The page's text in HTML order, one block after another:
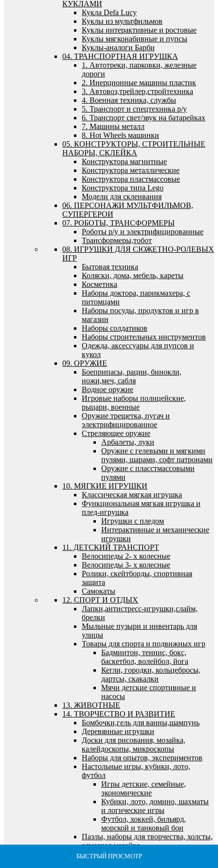
БЫСТРЫЙ ПРОСМОТР
БЫСТРЫЙ ПРОСМОТР
БЫСТРЫЙ ПРОСМОТР
БЫСТРЫЙ ПРОСМОТР
БЫСТРЫЙ ПРОСМОТР
КУКЛАМИ
Кукла Defa Lucy
Куклы из мультфильмов
Куклы интерактивные и ростовые
Куклы мягконабивные и пупсы
Куклы-аналоги Барби
04. ТРАНСПОРТНАЯ ИГРУШКА
1. Автотреки, парковки, железные
дороги
2. Инерционные машины пластик
3. Автовоз,трейлер,стройтехника
4. Военная техника, службы
5. Транспорт и спецтехника р/у
6. Транспорт свет/звук на батарейках
7. Машины металл
8. Hot Wheels машинки
05. КОНСТРУКТОРЫ, СТРОИТЕЛЬНЫЕ
НАБОРЫ, СКЛЕЙКА
Конструктора магнитные
Конструктора металлические
Конструктора пластмассовые
Конструктора типа Lego
Модели для склеивания
06. ПЕРСОНАЖИ МУЛЬТФИЛЬМОВ,
СУПЕРГЕРОИ
07. РОБОТЫ, ТРАНСФОРМЕРЫ
Роботы р/у и электрифицированные
Трансформеры,тобот
08. ИГРУШКИ ДЛЯ СЮЖЕТНО-РОЛЕВЫХ
ИГР
Бытовая техника
Коляски, дома, мебель, кареты
Косметика
Наборы доктора, парикмахера, с
питомцами
Наборы посуды, продуктов и игр в
магазин
Наборы солдатиков
Наборы строительных инструментов
Одежда, аксессуары для пупсов и
кукол
09. ОРУЖИЕ
Боеприпасы, рации, бинокли,
ножи,меч, сабля
Водное оружие
Игровые наборы полицейские,
рыцари, военные
Оружие трещетка, пугач и
электрифицированное
Стреляющее оружие
Арбалеты, луки
Оружие с гелевыми и мягкими
пулями, шарами, софт патронами
Оружие с пласстмассовыми
пулями
10. МЯГКИЕ ИГРУШКИ
Классическая мягкая игрушка
Функциональная мягкая игрушка и
плед-игрушка
Игрушки с пледом
Интерактивные и механические
игрушки
11. ДЕТСКИЙ ТРАНСПОРТ
Велосипеды 2- х колесные
Велосипеды 3- х колесные
Ролики, скейтборды, спортивная
защита
Самокаты
12. СПОРТ И ОТДЫХ
Лапки,антистресс-игрушки,слайм,
брелки
Мыльные пузыри и инвентарь для
улицы
Товары для спорта и подвижных игр
Бадминтон, теннис, бокс,
баскетбол, волейбол, йога
Кегли, городки, кольцебросы,
дартсы, скакалки
Мячи детские спортивные и
насосы
13. ЖИВОТНЫЕ
14. ТВОРЧЕСТВО И РАЗВИТИЕ
Бомбочки,гель для ванны,шампунь
Деревянные игрушки
Доски для рисования, мозайка,
калейдоскопы, микроскопы
Наборы для опытов, экспериментов
Настольные игры, кубики, лото,
футбол
Игры детские, семейные,
экономические
Кубики, лото, домино, шахматы
и логические игры
Футбол, хоккей, бильярд,
морской и танковый бои
Пазлы, наборы для творчества, холсты,
алмазная мозайка
Алмазная мозайка